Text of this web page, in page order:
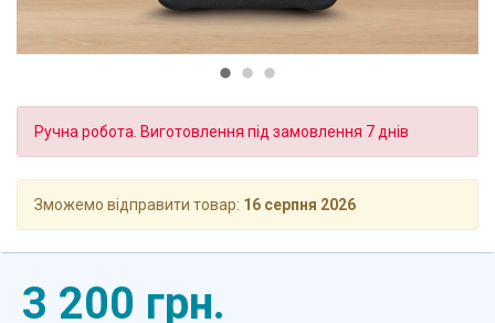
Ручна робота. Виготовлення під замовлення 7 днів
Зможемо відправити товар: 16 серпня 2026
3 200 грн.